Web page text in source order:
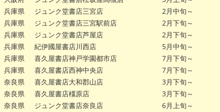
兵庫県
ジュンク堂書店三宮店
2月中旬～
兵庫県
ジュンク堂書店三宮駅前店
2月下旬～
兵庫県
ジュンク堂書店芦屋店
2月下旬～
兵庫県
紀伊國屋書店川西店
5月中旬～
兵庫県
喜久屋書店神戸学園都市店
7月下旬～
兵庫県
喜久屋書店西神中央店
7月下旬～
奈良県
喜久屋書店大和郡山店
3月下旬～
奈良県
喜久屋書店橿原店
3月下旬～
奈良県
ジュンク堂書店奈良店
6月上旬～